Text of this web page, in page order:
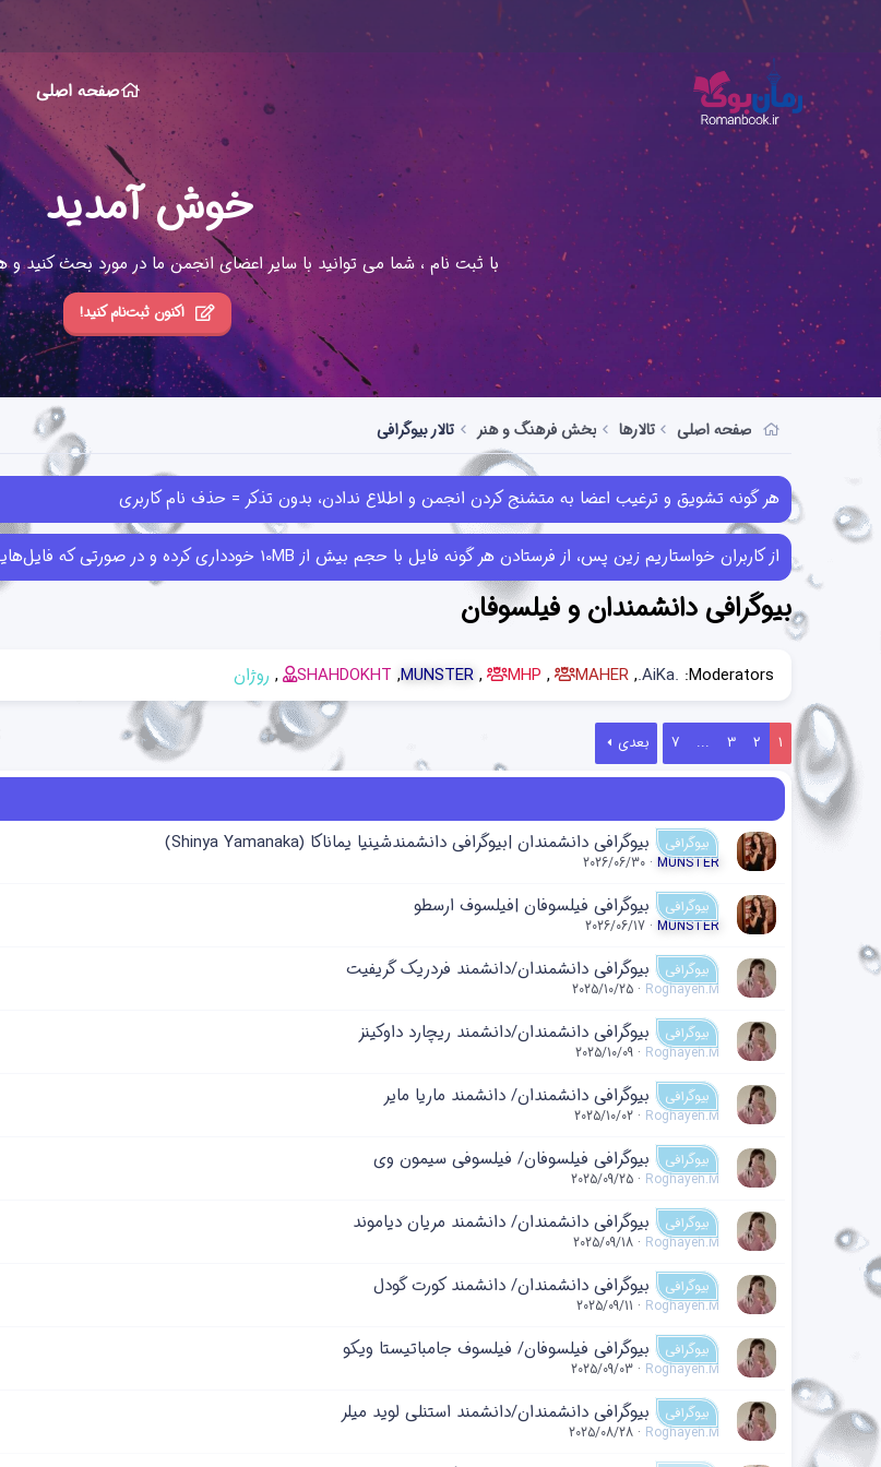
صفحه اصلی
خوش آمدید
با ثبت نام ، شما می توانید با سایر اعضای انجمن ما در مورد بحث کنید و
اکنون ثبت‌نام کنید!
صفحه اصلی تالارها بخش فرهنگ و هنر تالار بیوگرافی
هر گونه تشویق و ترغیب اعضا به متشنج کردن انجمن و اطلاع ندادن، بدون تذکر = حذف نام کاربری
از کاربران خواستاریم زین پس، از فرستادن هر گونه فایل با حجم بیش از 10MB خودداری کرده و در صورتی که فایل‌هایی بیش از این حجم را قبلا ارسال کرده‌اند حذف کنند.
بیوگرافی دانشمندان و فیلسوفان
Moderators:
.AiKa.
MAHER
MHP
MUNSTER
SHAHDOKHT روژان
1
2
3
...
7 بعدی
بیوگرافی بیوگرافی دانشمندان |بیوگرافی دانشمندشینیا یماناکا (Shinya Yamanaka)
MUNSTER
2026/06/30
بیوگرافی بیوگرافی فیلسوفان |فیلسوف ارسطو
MUNSTER
2026/06/17
بیوگرافی بیوگرافی دانشمندان/دانشمند فردریک گریفیت
Roghayeh.M
2025/10/25
بیوگرافی بیوگرافی دانشمندان/دانشمند ریچارد داوکینز
Roghayeh.M
2025/10/09
بیوگرافی بیوگرافی دانشمندان/ دانشمند ماریا مایر
Roghayeh.M
2025/10/02
بیوگرافی بیوگرافی فیلسوفان/ فیلسوفی سیمون وی
Roghayeh.M
2025/09/25
بیوگرافی بیوگرافی دانشمندان/ دانشمند مریان دیاموند
Roghayeh.M
2025/09/18
بیوگرافی بیوگرافی دانشمندان/ دانشمند کورت گودل
Roghayeh.M
2025/09/11
بیوگرافی بیوگرافی فیلسوفان/ فیلسوف جامباتیستا ویکو
Roghayeh.M
2025/09/03
بیوگرافی بیوگرافی دانشمندان/دانشمند استنلی لوید میلر
Roghayeh.M
2025/08/28